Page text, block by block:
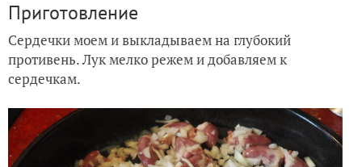
Приготовление
Сердечки моем и выкладываем на глубокий
противень. Лук мелко режем и добавляем к
сердечкам.